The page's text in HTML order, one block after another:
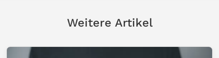
Weitere Artikel